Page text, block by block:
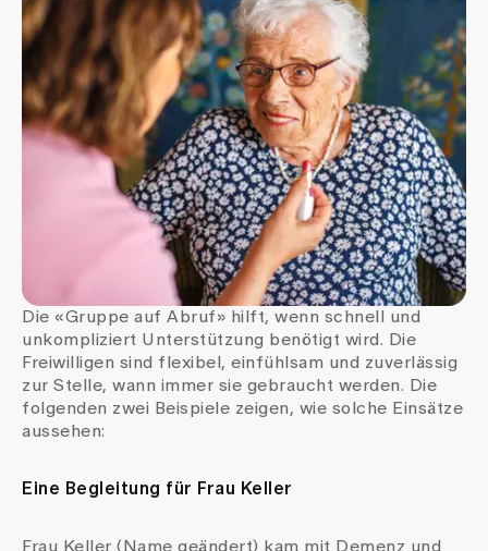
Über uns
Aktuelles
Jobs & Karriere
Babygalerie
Blog
Medien
Publikationen
Die «Gruppe auf Abruf» hilft, wenn schnell und
unkompliziert Unterstützung benötigt wird. Die
Freiwilligen sind flexibel, einfühlsam und zuverlässig
zur Stelle, wann immer sie gebraucht werden. Die
folgenden zwei Beispiele zeigen, wie solche Einsätze
aussehen:
Eine Begleitung für Frau Keller
Frau Keller (Name geändert) kam mit Demenz und